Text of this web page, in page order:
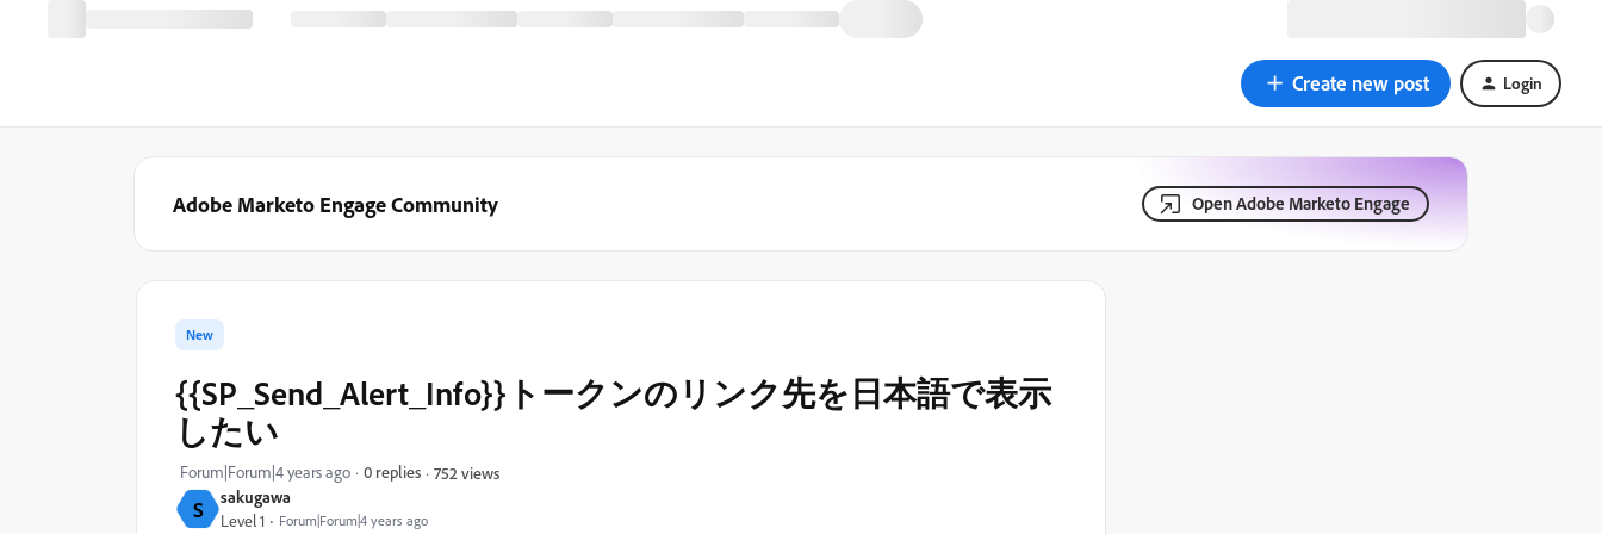
Create new post Login
Adobe Marketo Engage Community Open Adobe Marketo Engage
S sakugawa
Level 1 Forum|Forum|4 years ago
New
{{SP_Send_Alert_Info}}トークンのリンク先を日本語で表示
したい
Forum|Forum|4 years ago 0 replies 752 views